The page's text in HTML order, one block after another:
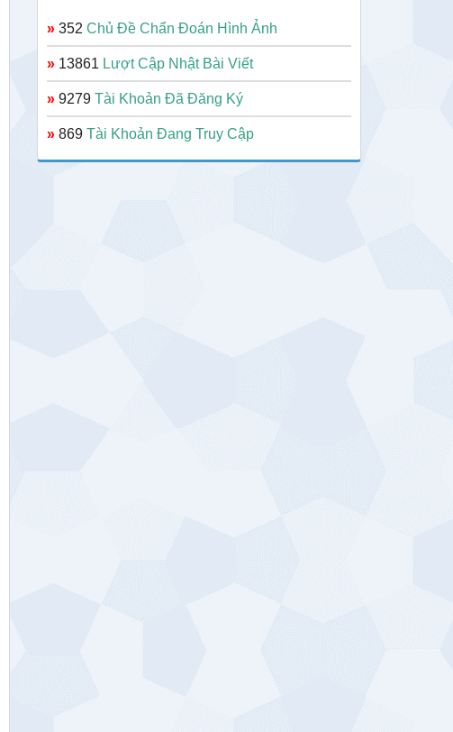
» 352 Chủ Đề Chẩn Đoán Hình Ảnh
» 13861 Lượt Cập Nhật Bài Viết
» 9279 Tài Khoản Đã Đăng Ký
» 869 Tài Khoản Đang Truy Cập